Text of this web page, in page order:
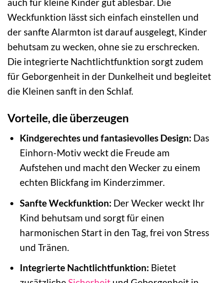
Weckfunktion lässt sich einfach einstellen und
der sanfte Alarmton ist darauf ausgelegt, Kinder
behutsam zu wecken, ohne sie zu erschrecken.
Die integrierte Nachtlichtfunktion sorgt zudem
für Geborgenheit in der Dunkelheit und begleitet
die Kleinen sanft in den Schlaf.
Vorteile, die überzeugen
Kindgerechtes und fantasievolles Design: Das
Einhorn-Motiv weckt die Freude am
Aufstehen und macht den Wecker zu einem
echten Blickfang im Kinderzimmer.
Sanfte Weckfunktion: Der Wecker weckt Ihr
Kind behutsam und sorgt für einen
harmonischen Start in den Tag, frei von Stress
und Tränen.
Integrierte Nachtlichtfunktion: Bietet